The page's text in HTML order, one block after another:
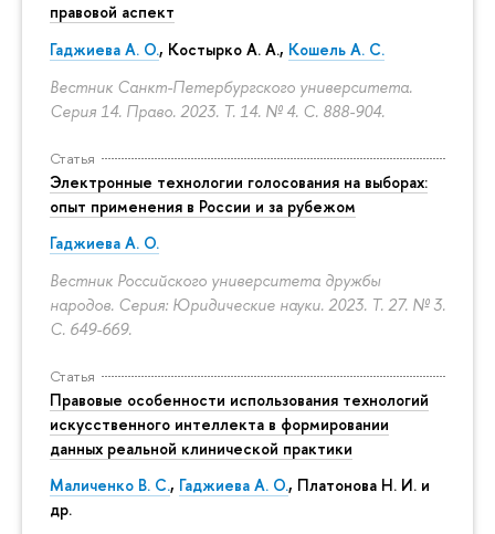
правовой аспект
Гаджиева А. О., Костырко А. А., Кошель А. С.
Вестник Санкт-Петербургского университета.
Серия 14. Право. 2023. Т. 14. № 4. С. 888-904.
Статья
Электронные технологии голосования на выборах:
опыт применения в России и за рубежом
Гаджиева А. О.
Вестник Российского университета дружбы
народов. Серия: Юридические науки. 2023. Т. 27. № 3.
С. 649-669.
Статья
Правовые особенности использования технологий
искусственного интеллекта в формировании
данных реальной клинической практики
Маличенко В. С., Гаджиева А. О., Платонова Н. И. и
др.